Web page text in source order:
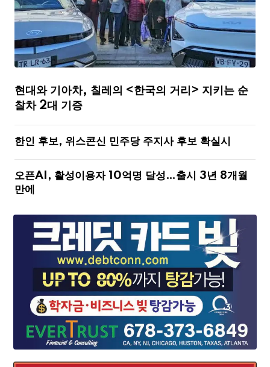
현대와 기아차, 칠레의 <한국의 거리> 지키는 순
찰차 2대 기증
한인 후보, 위스콘신 민주당 주지사 후보 확실시
오픈AI, 활성이용자 10억명 달성…출시 3년 8개월
만에